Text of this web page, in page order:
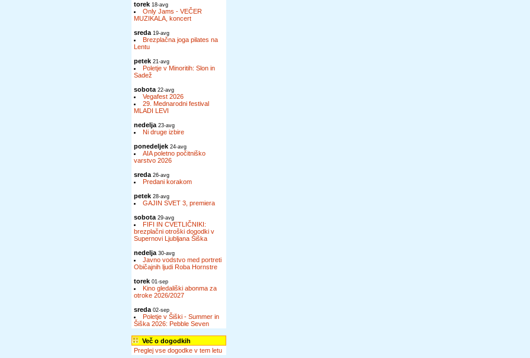
torek 18-avg
Only Jams - VEČER
MUZIKALA, koncert
sreda 19-avg
Brezplačna joga pilates na
Lentu
petek 21-avg
Poletje v Minoritih: Slon in
Sadež
sobota 22-avg
Vegafest 2026
29. Mednarodni festival
MLADI LEVI
nedelja 23-avg
Ni druge izbire
ponedeljek 24-avg
AIA poletno počitniško
varstvo 2026
sreda 26-avg
Predani korakom
petek 28-avg
GAJIN SVET 3, premiera
sobota 29-avg
FIFI IN CVETLIČNIKI:
brezplačni otroški dogodki v
Supernovi Ljubljana Šiška
nedelja 30-avg
Javno vodstvo med portreti
Običajnih ljudi Roba Hornstre
torek 01-sep
Kino gledališki abonma za
otroke 2026/2027
sreda 02-sep
Poletje v Šiški - Summer in
Šiška 2026: Pebble Seven
Več o dogodkih
Preglej vse dogodke v tem letu